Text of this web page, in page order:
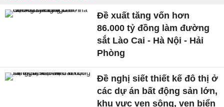
Đề xuất tăng vốn hơn
86.000 tỷ đồng làm đường
sắt Lào Cai - Hà Nội - Hải
Phòng
Đề nghị siết thiết kế đô thị ở
các dự án bất động sản lớn,
khu vực ven sông, ven biển